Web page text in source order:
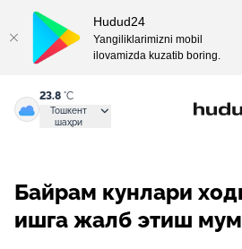
23.8 °C
Тошкент
шаҳри
Байрам кунлари
ишга жалб этиш
Hudud24
Yangiliklarimizni mobil
ilovamizda kuzatib boring.